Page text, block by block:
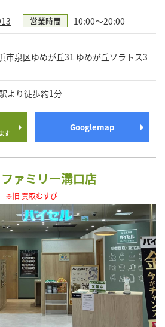
営業時間 10:00～20:00
市泉区ゆめが丘31 ゆめが丘ソラトス3
より徒歩約1分
す
Googlemap
ァミリー溝口店
※旧 買取むすび